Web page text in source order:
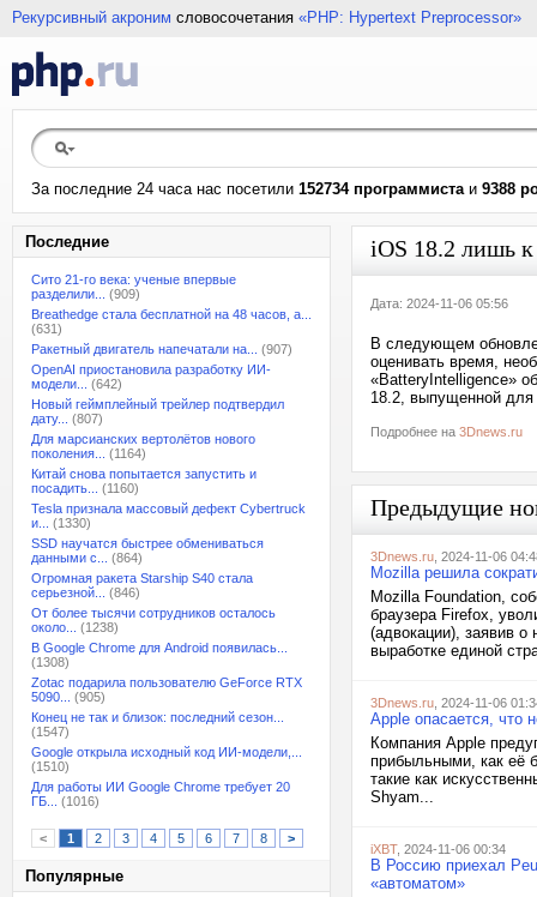
Рекурсивный акроним словосочетания «PHP: Hypertext Preprocessor»
За последние 24 часа нас посетили 152734 программистаи 9388
Последние
Сито 21-го века: ученые впервые
разделили...
(909)
Breathedge стала бесплатной на 48 часов, а...
(631)
Ракетный двигатель напечатали на...
(907)
OpenAI приостановила разработку ИИ-
модели...
(642)
Новый геймплейный трейлер подтвердил
дату...
(807)
Для марсианских вертолётов нового
поколения...
(1164)
Китай снова попытается запустить и
посадить...
(1160)
Tesla признала массовый дефект Cybertruck
и...
(1330)
SSD научатся быстрее обмениваться
данными с...
(864)
Огромная ракета Starship S40 стала
серьезной...
(846)
От более тысячи сотрудников осталось
около...
(1238)
В Google Chrome для Android появилась...
(1308)
Zotac подарила пользователю GeForce RTX
5090...
(905)
Конец не так и близок: последний сезон...
(1547)
Google открыла исходный код ИИ-модели,...
(1510)
Для работы ИИ Google Chrome требует 20
ГБ...
(1016)
< 1 2 3 4 5 6 7 8 >
Популярные
iOS 18.2 лишь к
Дата: 2024-11-06 05:56
В следующем
оценивать время,
«BatteryIntelligence»
18.2, выпущенной для
Подробнее на 3Dnews.ru
Предыдущие
3Dnews.ru , 2024-11-06
Mozilla решила
Mozilla Foundation,
браузера Firefox,
(адвокации), заявив о
выработке единой
3Dnews.ru , 2024-11-06
Apple опасается, что
Компания Apple
прибыльными, как её
такие как
Shyam...
iXBT, 2024-11-06 00:34
В Россию приехал
«автоматом»